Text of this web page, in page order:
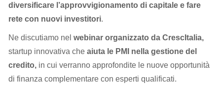
diversificare l’approvvigionamento di capitale e fare
rete con nuovi investitori.
Ne discutiamo nelwebinar organizzato da CrescItalia,
startup innovativa che aiuta le PMI nella gestione del
credito, in cui verranno approfondite le nuove opportunità
di finanza complementare con esperti qualificati.